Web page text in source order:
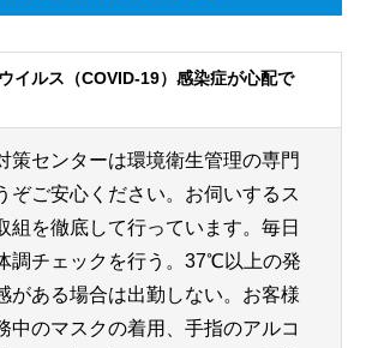
イルス（COVID-19）感染症が心配で
策センターは環境衛生管理の専門
ぞご安心ください。お伺いするス
組を徹底して行っています。毎日
調チェックを行う。37℃以上の発
がある場合は出勤しない。お客様
中のマスクの着用、手指のアルコ